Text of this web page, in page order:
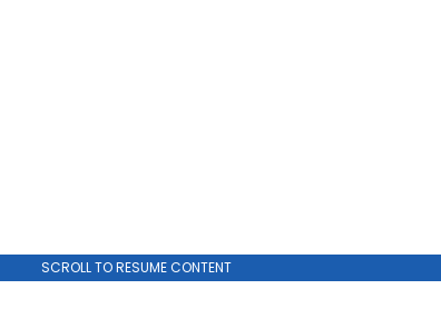
SCROLL TO RESUME CONTENT